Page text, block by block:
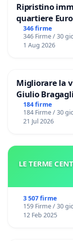
Ripristino
quartiere
346 firme
346 Firme / 30
1 Aug 2026
Migliorare la
Giulio
ROMA
184 firme
184 Firme / 30
21 Jul 2026
LE TERME
3 507 firme
159 Firme / 30
12 Feb 2025